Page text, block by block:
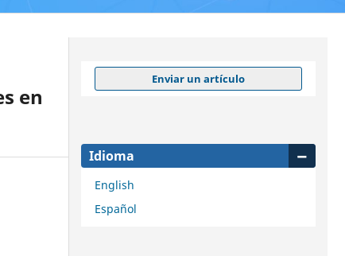
en
Enviar un artículo
Idioma
English
Español